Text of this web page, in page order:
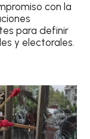
con la
para definir
y electorales.